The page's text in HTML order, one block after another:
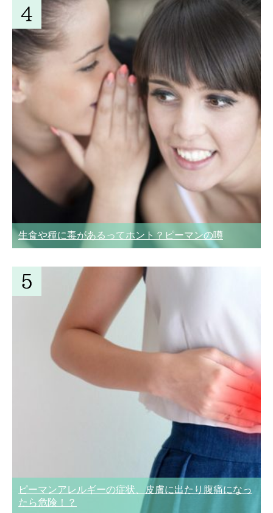
生食や種に毒があるってホント？ピーマンの噂
ピーマンアレルギーの症状、皮膚に出たり腹痛になっ
たら危険！？